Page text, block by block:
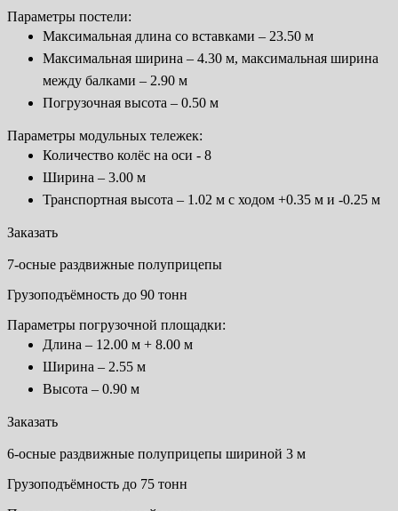
Параметры постели:
Максимальная длина со вставками – 23.50 м
Максимальная ширина – 4.30 м, максимальная ширина
между балками – 2.90 м
Погрузочная высота – 0.50 м
Параметры модульных тележек:
Количество колёс на оси - 8
Ширина – 3.00 м
Транспортная высота – 1.02 м с ходом +0.35 м и -0.25 м
Заказать
7-осные раздвижные полуприцепы
Грузоподъёмность до 90 тонн
Параметры погрузочной площадки:
Длина – 12.00 м + 8.00 м
Ширина – 2.55 м
Высота – 0.90 м
Заказать
6-осные раздвижные полуприцепы шириной 3 м
Грузоподъёмность до 75 тонн